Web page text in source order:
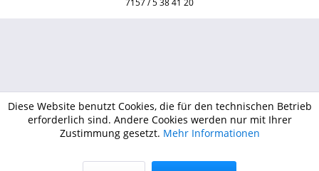
7157 / 5 38 41 20
Diese Website benutzt Cookies, die für den technischen Betrieb
erforderlich sind. Andere Cookies werden nur mit Ihrer
Zustimmung gesetzt. Mehr Informationen